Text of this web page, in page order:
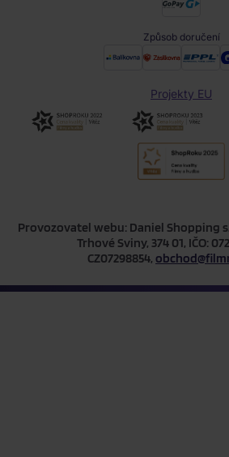
Způsob doručení
Projekty EU
Provozovatel webu: Daniel Shopping
Trhové Sviny, 374 01, IČO:
CZ07298854,